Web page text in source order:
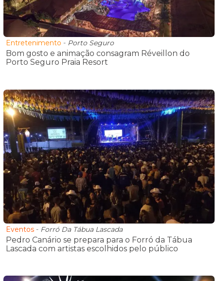
Entretenimento - Porto Seguro
Bom gosto e animação consagram Réveillon do
Porto Seguro Praia Resort
Eventos - Forró Da Tábua Lascada
Pedro Canário se prepara para o Forró da Tábua
Lascada com artistas escolhidos pelo público